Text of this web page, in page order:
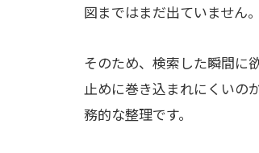
図まではまだ出ていません。
そのため、検索した瞬間に
止めに巻き込まれにくいの
務的な整理です。